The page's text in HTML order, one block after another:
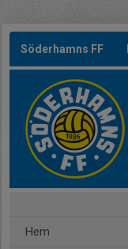
Söderhamns FF
Hem